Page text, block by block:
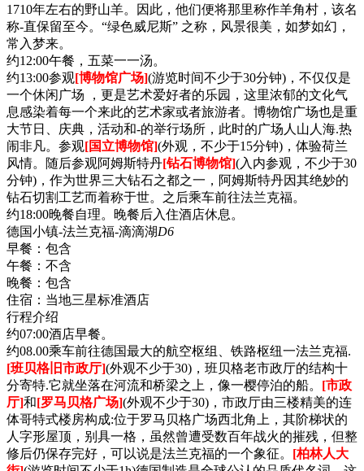
1710年左右的野山羊。因此，他们便将那里称作羊角村，该名
称-直保留至今。“绿色威尼斯” 之称，风景很美，如梦如幻，
常入梦来。
约12:00午餐，五菜一一汤。
约13:00参观[博物馆广场](游览时间不少于30分钟)，不仅仅是
一个休闲广场 ，更是艺术爱好者的乐园，这里浓郁的文化气
息感染着每一个来此的艺术家或者旅游者。博物馆广场也是重
大节日、庆典，活动和-的举行场所，此时的广场人山人海.热
闹非凡。参观[国立博物馆](外观，不少于15分钟)，体验荷兰
风情。随后参观阿姆斯特丹[钻石博物馆](入内参观，不少于30
分钟)，作为世界三大钻石之都之一，阿姆斯特丹因其绝妙的
钻石切割工艺而着称于世。之后乘车前往法兰克福。
约18:00晚餐自理。晚餐后入住酒店休息。
德国小镇-法兰克福-滴滴湖D6
早餐： 包含
午餐： 不含
晚餐： 包含
住宿： 当地三星标准酒店
行程介绍
约07:00酒店早餐。
约08.00乘车前往德国最大的航空枢组、铁路枢纽一法兰克福.
[班贝格旧市政厅](外观不少于30)，班贝格老市政厅的结构十
分寄特.它就坐落在河流和桥梁之上，像一樱停泊的船。 [市政
厅]和[罗马贝格广场](外观不少于30)，市政厅由三楼精美的连
体哥特式楼房构成:位于罗马贝格广场西北角上，其阶梯状的
人字形屋顶，别具一格，虽然曾遭受数百年战火的摧残，但整
修后仍保存完好，可以说是法兰克福的一个象征。 [柏林人大